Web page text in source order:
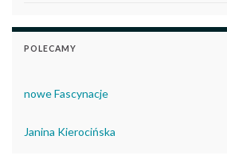
POLECAMY
nowe Fascynacje
Janina Kierocińska